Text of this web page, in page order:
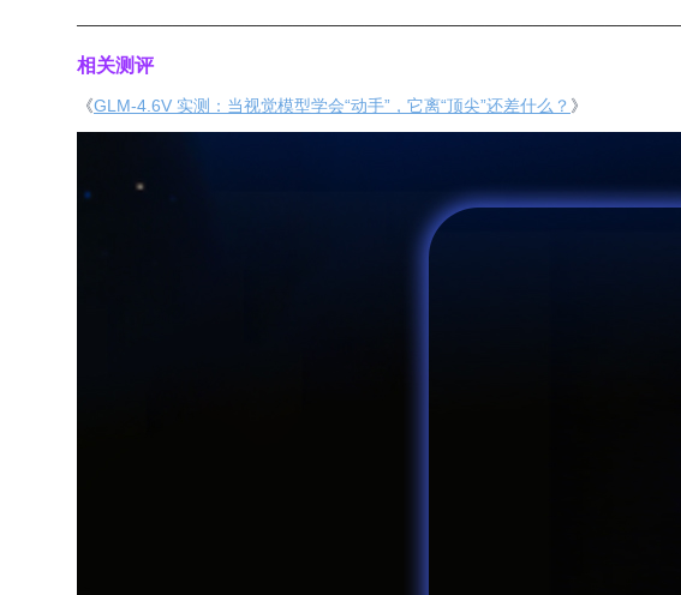
相关测评
《GLM-4.6V 实测：当视觉模型学会“动手”，它离“顶尖”还差什么？ 》